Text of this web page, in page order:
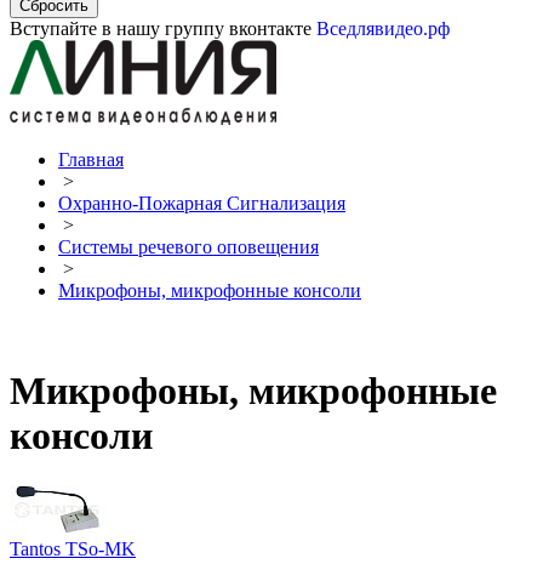
Вступайте в нашу группу вконтакте Вседлявидео.рф
Главная
>
Охранно-Пожарная Сигнализация
>
Системы речевого оповещения
>
Микрофоны, микрофонные консоли
Микрофоны, микрофонные
консоли
Tantos TSo-MK